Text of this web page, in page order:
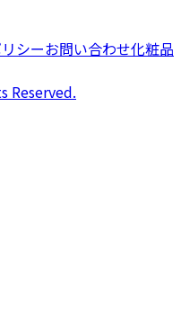
シーお問い合わせ化粧品
Reserved.